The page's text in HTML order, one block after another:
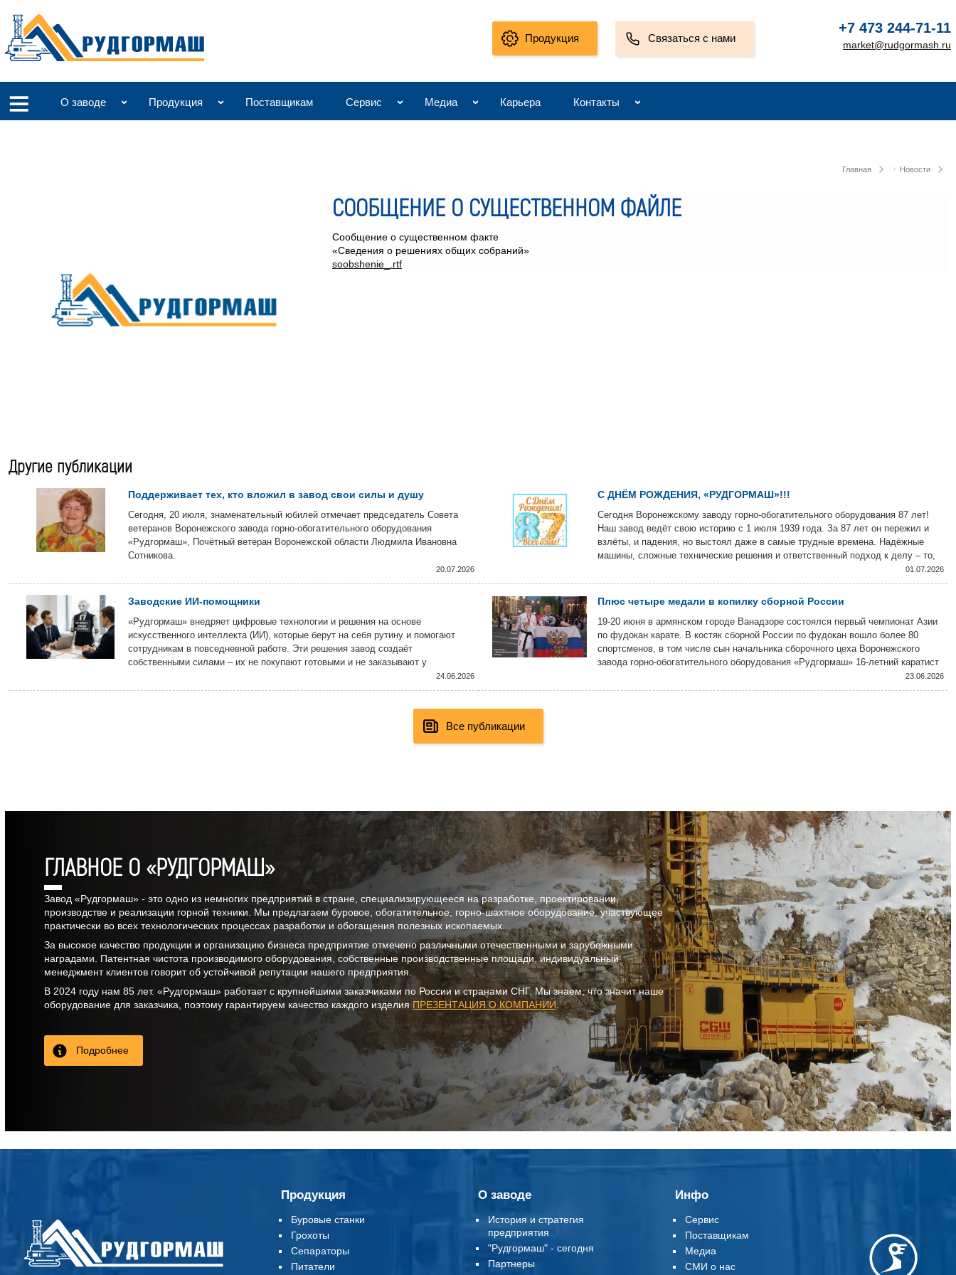
Связаться с нами
Продукция
+7 473 244-71-11
market@rudgormash.ru
О заводе Продукция Поставщикам Сервис Медиа Карьера Контакты
Главная Новости
СООБЩЕНИЕ О СУЩЕСТВЕННОМ ФАЙЛЕ
Сообщение о существенном факте
«Сведения о решениях общих собраний»
soobshenie_.rtf
Другие публикации
Поддерживает тех, кто вложил в завод свои силы и душу
Сегодня, 20 июля, знаменательный юбилей отмечает председатель Совета
ветеранов Воронежского завода горно-обогатительного оборудования
«Рудгормаш», Почётный ветеран Воронежской области Людмила Ивановна
Сотникова.
20.07.2026
С ДНЁМ РОЖДЕНИЯ, «РУДГОРМАШ»!!!
Сегодня Воронежскому заводу горно-обогатительного оборудования 87 лет!
Наш завод ведёт свою историю с 1 июля 1939 года. За 87 лет он пережил и
взлёты, и падения, но выстоял даже в самые трудные времена. Надёжные
машины, сложные технические решения и ответственный подход к делу – то,
01.07.2026
Заводские ИИ-помощники
«Рудгормаш» внедряет цифровые технологии и решения на основе
искусственного интеллекта (ИИ), которые берут на себя рутину и помогают
сотрудникам в повседневной работе. Эти решения завод создаёт
собственными силами – их не покупают готовыми и не заказывают у
подрядчиков, а разрабатывают на предприятии с использованием самых
передовых технологий.
24.06.2026
Плюс четыре медали в копилку сборной России
19-20 июня в армянском городе Ванадзоре состоялся первый чемпионат Азии
по фудокан карате. В костяк сборной России по фудокан вошло более 80
спортсменов, в том числе сын начальника сборочного цеха Воронежского
завода горно-обогатительного оборудования «Рудгормаш» 16-летний каратист
23.06.2026
Все публикации
ГЛАВНОЕ О «РУДГОРМАШ»
Завод «Рудгормаш» - это одно из немногих предприятий в стране, специализирующееся на разработке, проектировании,
производстве и реализации горной техники. Мы предлагаем буровое, обогатительное, горно-шахтное оборудование, участвующее
практически во всех технологических процессах разработки и обогащения полезных ископаемых.
За высокое качество продукции и организацию бизнеса предприятие отмечено различными отечественными и зарубежными
наградами. Патентная чистота производимого оборудования, собственные производственные площади, индивидуальный
менеджмент клиентов говорит об устойчивой репутации нашего предприятия.
В 2024 году нам 85 лет. «Рудгормаш» работает с крупнейшими заказчиками по России и странами СНГ. Мы знаем, что значит наше
оборудование для заказчика, поэтому гарантируем качество каждого изделия ПРЕЗЕНТАЦИЯ О КОМПАНИИ.
Подробнее
Продукция
Буровые станки
Грохоты
Сепараторы
Питатели
О заводе
История и стратегия
предприятия
"Рудгормаш" - сегодня
Партнеры
Инфо
Сервис
Поставщикам
Медиа
СМИ о нас